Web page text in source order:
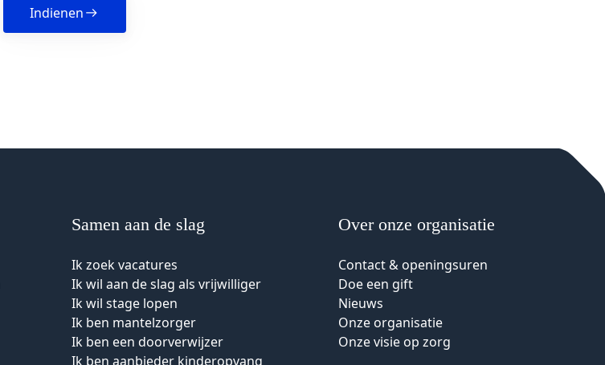
Indienen
Samen aan de slag
Ik zoek vacatures
Ik wil aan de slag als vrijwilliger
Ik wil stage lopen
Ik ben mantelzorger
Ik ben een doorverwijzer
Ik ben aanbieder kinderopvang
Over onze organisatie
Contact & openingsuren
Doe een gift
Nieuws
Onze organisatie
Onze visie op zorg